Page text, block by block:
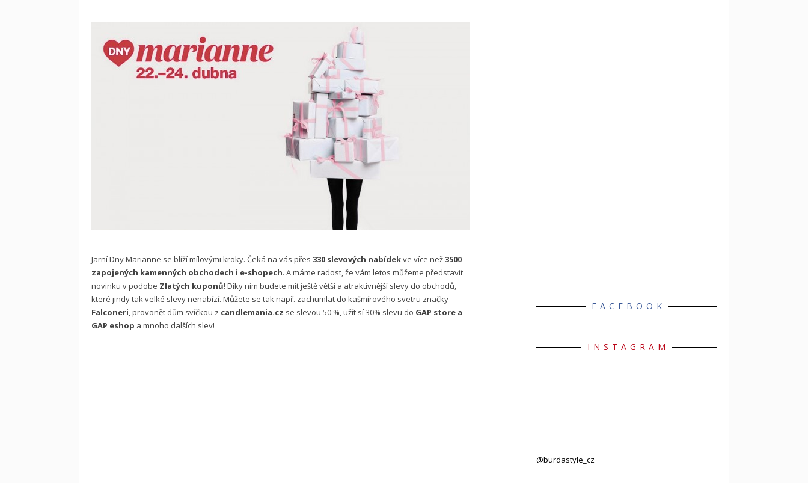
Jarní Dny Marianne se blíží mílovými kroky. Čeká na vás přes 330 slevových nabídekve více než3500
zapojených kamenných obchodech i e-shopech. A máme radost, že vám letos můžeme představit
novinku v podobe Zlatých kuponů! Díky nim budete mít ještě větší a atraktivnější slevy do obchodů,
které jindy tak velké slevy nenabízí. Můžete se tak např. zachumlat do kašmírového svetru značky
Falconeri, provonět dům svíčkou z candlemania.cz se slevou 50 %, užít sí 30% slevu do GAP store a
GAP eshop a mnoho dalších slev!
FACEBOOK
INSTAGRAM
@burdastyle_cz